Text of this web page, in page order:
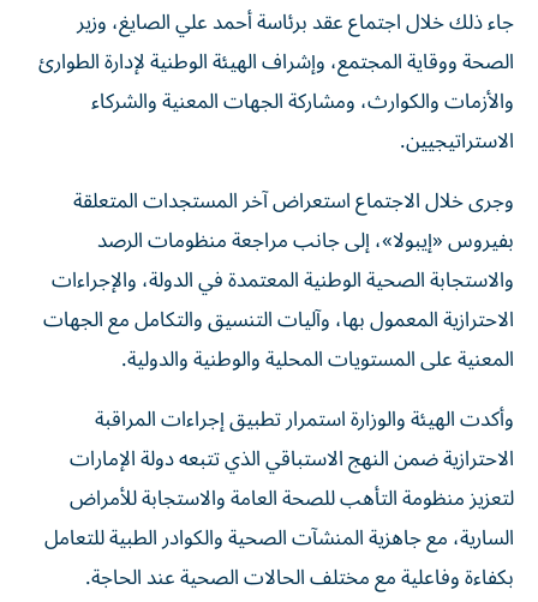
جاء ذلك خلال اجتماع عقد برئاسة أحمد علي الصايغ، وزير
الصحة ووقاية المجتمع، وإشراف الهيئة الوطنية لإدارة الطوارئ
والأزمات والكوارث، ومشاركة الجهات المعنية والشركاء
الاستراتيجيين.
وجرى خلال الاجتماع استعراض آخر المستجدات المتعلقة
بفيروس «إيبولا»، إلى جانب مراجعة منظومات الرصد
والاستجابة الصحية الوطنية المعتمدة في الدولة، والإجراءات
الاحترازية المعمول بها، وآليات التنسيق والتكامل مع الجهات
المعنية على المستويات المحلية والوطنية والدولية.
وأكدت الهيئة والوزارة استمرار تطبيق إجراءات المراقبة
الاحترازية ضمن النهج الاستباقي الذي تتبعه دولة الإمارات
لتعزيز منظومة التأهب للصحة العامة والاستجابة للأمراض
السارية، مع جاهزية المنشآت الصحية والكوادر الطبية للتعامل
بكفاءة وفاعلية مع مختلف الحالات الصحية عند الحاجة.